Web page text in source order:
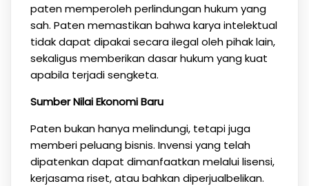
paten memperoleh perlindungan hukum yang
sah. Paten memastikan bahwa karya intelektual
tidak dapat dipakai secara ilegal oleh pihak lain,
sekaligus memberikan dasar hukum yang kuat
apabila terjadi sengketa.
Sumber Nilai Ekonomi Baru
Paten bukan hanya melindungi, tetapi juga
memberi peluang bisnis. Invensi yang telah
dipatenkan dapat dimanfaatkan melalui lisensi,
kerjasama riset, atau bahkan diperjualbelikan.